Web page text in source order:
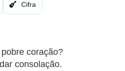
Cifra
coração?
consolação.